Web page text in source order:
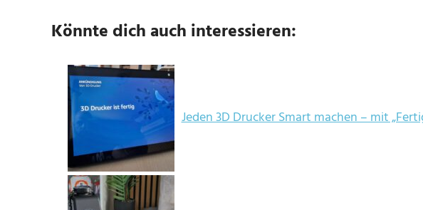
Könnte dich auch interessieren:
Jeden 3D Drucker Smart machen – mit